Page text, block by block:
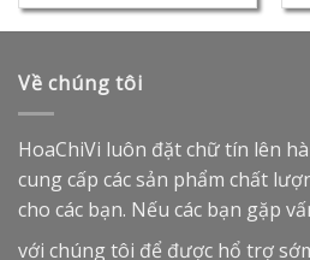
Về chúng tôi
HoaChiVi luôn đặt chữ tín lên
cung cấp các sản phẩm chất
cho các bạn. Nếu các bạn gặp
với chúng tôi để được hổ trợ